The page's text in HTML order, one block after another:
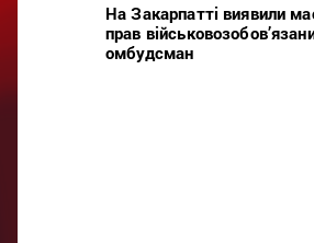
На Закарпатті виявили
прав
омбудсман